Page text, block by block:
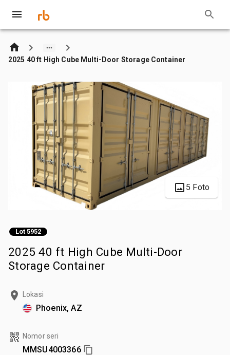
2025 40 ft High Cube Multi-Door Storage Container
5 Foto
Lot 5952
2025 40 ft High Cube Multi-Door
Storage Container
Lokasi
Phoenix, AZ
Nomor seri
MMSU4003366